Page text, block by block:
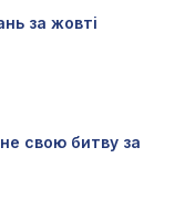
за жовті
свою битву за